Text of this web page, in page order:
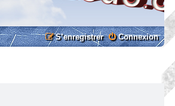
Connexion
S’enregistrer